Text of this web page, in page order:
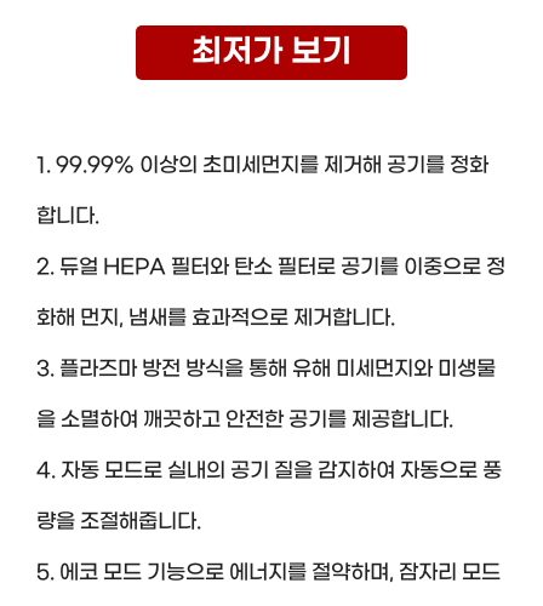
최저가 보기
1. 99.99% 이상의 초미세먼지를 제거해 공기를 정화
합니다.
2. 듀얼 HEPA 필터와 탄소 필터로 공기를 이중으로 정
화해 먼지, 냄새를 효과적으로 제거합니다.
3. 플라즈마 방전 방식을 통해 유해 미세먼지와 미생물
을 소멸하여 깨끗하고 안전한 공기를 제공합니다.
4. 자동 모드로 실내의 공기 질을 감지하여 자동으로 풍
량을 조절해줍니다.
5. 에코 모드 기능으로 에너지를 절약하며, 잠자리 모드